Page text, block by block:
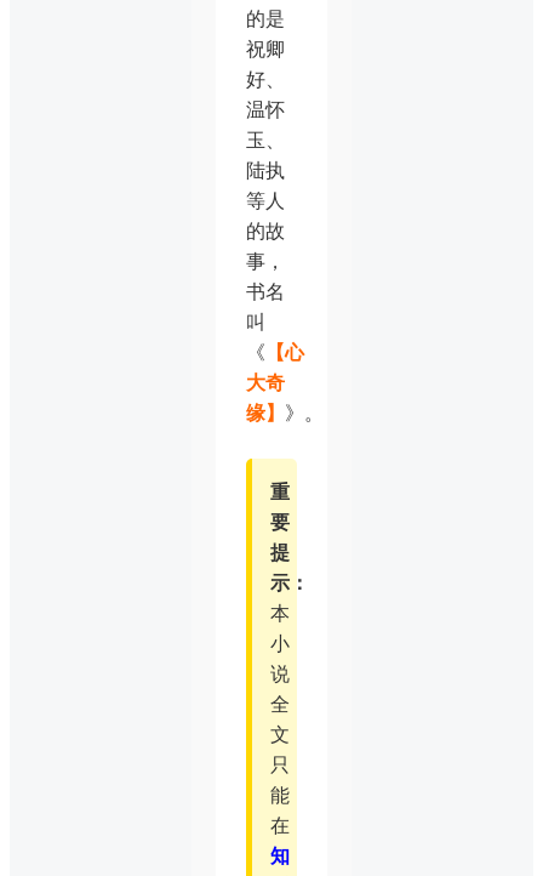
的是
祝卿
好、
温怀
玉、
陆执
等人
的故
事，
书名
叫
《 【心
大奇
缘】 》。
重
要
提
示：
本
小
说
全
文
只
能
在
知